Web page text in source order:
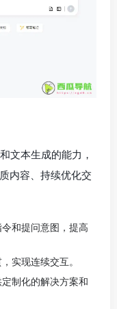
文本生成的能力，
内容、持续优化交
和提问意图，提高
实现连续交互。
制化的解决方案和